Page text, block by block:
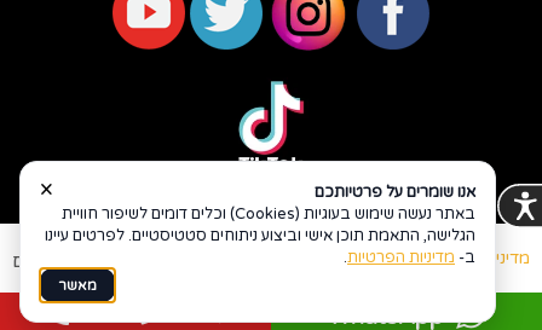
WhatsApp לשיחה עם נציג
מדיניות פרטיות הצהרת נגישות
×
אנו שומרים על פרטיותכם
באתר נעשה שימוש בעוגיות (Cookies) וכלים דומים לשיפור חוויית
הגלישה, התאמת תוכן אישי וביצוע ניתוחים סטטיסטיים. לפרטים עיינו
ב- מדיניות הפרטיות.
מאשר